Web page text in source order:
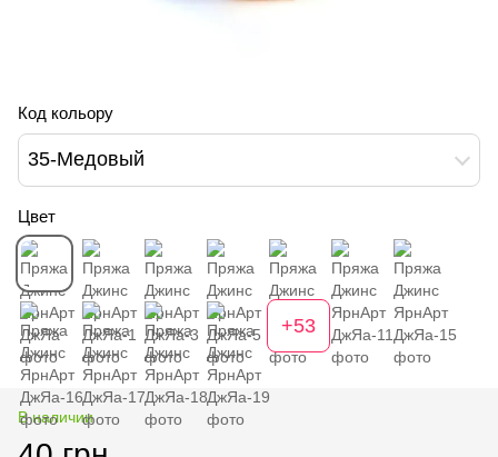
Код кольору
35-Медовый
Цвет
+53
В наличии